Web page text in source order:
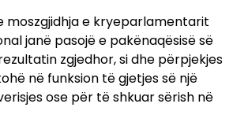
moszgjidhja e kryeparlamentarit
janë pasojë e pakënaqësisë së
zgjedhor, si dhe përpjekjes
në funksion të gjetjes së një
ose për të shkuar sërish në